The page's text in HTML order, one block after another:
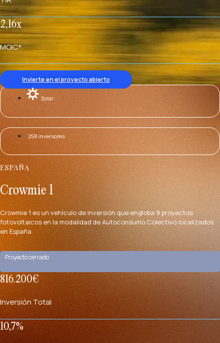
2,16x
MOIC*
Invierte en el proyecto abierto
Solar
258 inversores
ESPAÑA
Crowmie 1
Crowmie 1 es un vehículo de inversión que engloba 9 proyectos
fotovoltaicos en la modalidad de Autoconsumo Colectivo localizados
en España
Proyecto cerrado
816.200€
Inversión Total
10,7%